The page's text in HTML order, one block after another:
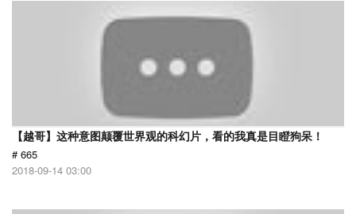
【越哥】这种意图颠覆世界观的科幻片，看的我真是目瞪狗呆！
# 665
2018-09-14 03:00